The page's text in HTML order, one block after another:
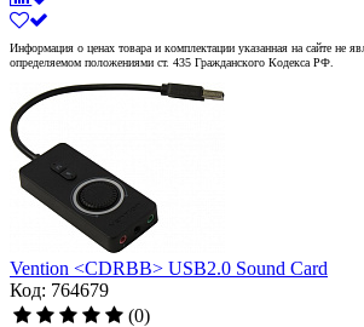
Информация о ценах товара и комплектации указанная на сайте не
определяемом положениями ст. 435 Гражданского Кодекса РФ.
Vention <CDRBB> USB2.0 Sound Card
Код: 764679
(0)